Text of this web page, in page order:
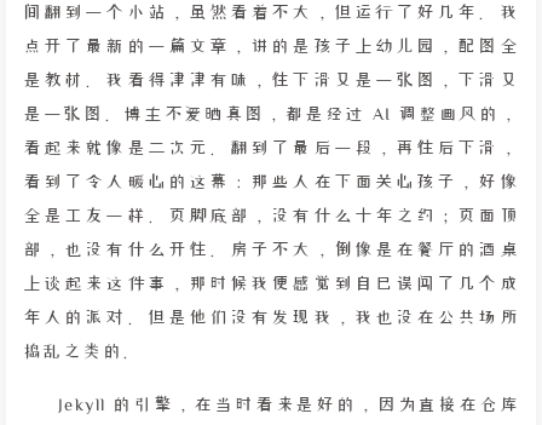
间翻到一个小站，虽然看着不大，但运行了好几年。我
点开了最新的一篇文章，讲的是孩子上幼儿园，配图全
是教材。我看得津津有味，往下滑又是一张图，下滑又
是一张图。博主不爱晒真图，都是经过 AI 调整画风的，
看起来就像是二次元。翻到了最后一段，再往后下滑，
看到了令人暖心的这幕：那些人在下面关心孩子，好像
全是工友一样。页脚底部，没有什么十年之约；页面顶
部，也没有什么开往。房子不大，倒像是在餐厅的酒桌
上谈起来这件事，那时候我便感觉到自己误闯了几个成
年人的派对。但是他们没有发现我，我也没在公共场所
捣乱之类的。
Jekyll 的引擎，在当时看来是好的，因为直接在仓库